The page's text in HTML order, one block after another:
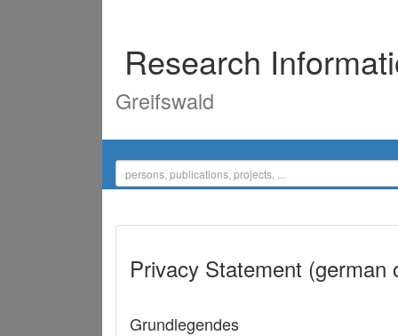
Research
Greifswald
Privacy Statement (german
Grundlegendes